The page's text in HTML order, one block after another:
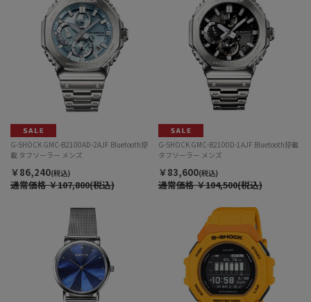
G-SHOCK GMC-B2100AD-2AJF Bluetooth搭
載 タフソーラー メンズ
￥86,240(税込)
通常価格￥107,800(税込)
G-SHOCK GMC-B2100D-1AJF Bluetooth搭載
タフソーラー メンズ
￥83,600(税込)
通常価格￥104,500(税込)